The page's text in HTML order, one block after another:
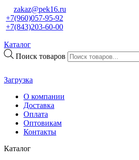
zakaz@pek16.ru
+7(960)057-95-92
+7(843)203-60-00
Каталог
Поиск товаров
Загрузка
О компании
Доставка
Оплата
Оптовикам
Контакты
Каталог